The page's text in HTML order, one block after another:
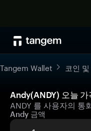
Tangem Wallet 코인
Andy(ANDY) 오늘
ANDY 를 사용자의 통
Andy 금액